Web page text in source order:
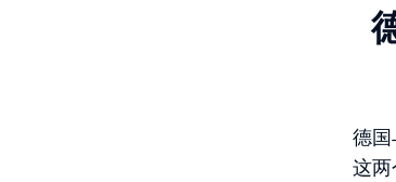
德
这